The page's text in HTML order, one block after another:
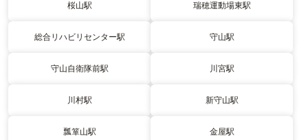
桜山駅 瑞穂運動場東駅
総合リハビリセンター駅 守山駅
守山自衛隊前駅 川宮駅
川村駅 新守山駅
瓢箪山駅 金屋駅